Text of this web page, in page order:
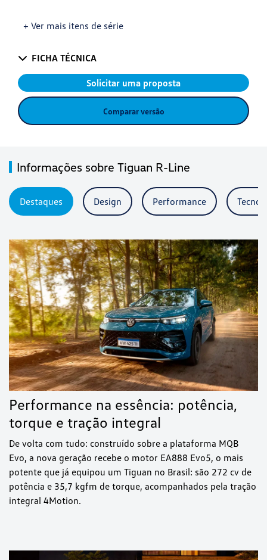
+ Ver mais itens de série
FICHA TÉCNICA
Solicitar uma proposta
Comparar versão
Informações sobre Tiguan R-Line
Destaques Design Performance
Performance na essência: potência,
torque e tração integral
De volta com tudo: construído sobre a plataforma MQB
Evo, a nova geração recebe o motor EA888 Evo5, o mais
potente que já equipou um Tiguan no Brasil: são 272 cv de
potência e 35,7 kgfm de torque, acompanhados pela tração
integral 4Motion.